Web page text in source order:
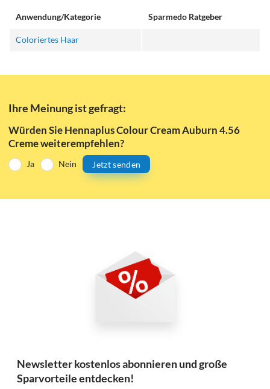
Anwendung/Kategorie Sparmedo Ratgeber
Coloriertes Haar
Ihre Meinung ist gefragt:
Würden Sie Hennaplus Colour Cream Auburn 4.56
Creme weiterempfehlen?
Ja Nein Jetzt senden
Newsletter kostenlos abonnieren und große
Sparvorteile entdecken!